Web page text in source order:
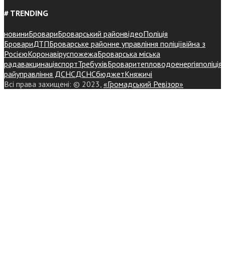
# TRENDING
новиниБровариБроварський районвідеоПоліція
БровариДТПБроварське районне управління поліціївійна з
РосієюКоронавіруспожежаБроварська міська
радавакцинаціяспортТребухівБроваритепловодоенергіяполіція
райуправління ДСНСДСНСбюджетКняжичі
Всі права захищені: © 2023, «Громадський Ревізор»